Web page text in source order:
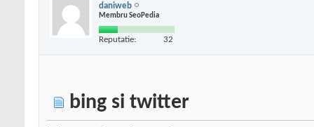
daniweb
Membru SeoPedia
Reputatie: 32
bing si twitter